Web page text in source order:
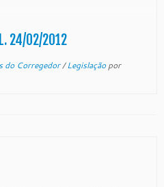
24/02/2012
do Corregedor/Legislaçãopor